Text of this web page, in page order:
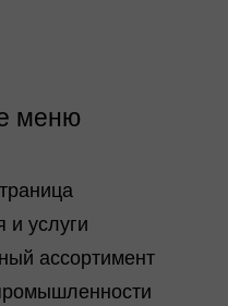
меню
и услуги
ассортимент